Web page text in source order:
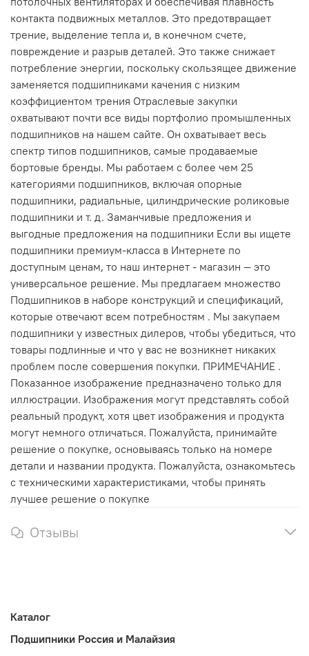
контакта подвижных металлов. Это предотвращает
трение, выделение тепла и, в конечном счете,
повреждение и разрыв деталей. Это также снижает
потребление энергии, поскольку скользящее движение
заменяется подшипниками качения с низким
коэффициентом трения Отраслевые закупки
охватывают почти все виды портфолио промышленных
подшипников на нашем сайте. Он охватывает весь
спектр типов подшипников, самые продаваемые
бортовые бренды. Мы работаем с более чем 25
категориями подшипников, включая опорные
подшипники, радиальные, цилиндрические роликовые
подшипники и т. д. Заманчивые предложения и
выгодные предложения на подшипники Если вы ищете
подшипники премиум-класса в Интернете по
доступным ценам, то наш интернет - магазин — это
универсальное решение. Мы предлагаем множество
Подшипников в наборе конструкций и спецификаций,
которые отвечают всем потребностям . Мы закупаем
подшипники у известных дилеров, чтобы убедиться, что
товары подлинные и что у вас не возникнет никаких
проблем после совершения покупки. ПРИМЕЧАНИЕ .
Показанное изображение предназначено только для
иллюстрации. Изображения могут представлять собой
реальный продукт, хотя цвет изображения и продукта
могут немного отличаться. Пожалуйста, принимайте
решение о покупке, основываясь только на номере
детали и названии продукта. Пожалуйста, ознакомьтесь
с техническими характеристиками, чтобы принять
лучшее решение о покупке
Отзывы
Каталог
Подшипники Россия и Малайзия